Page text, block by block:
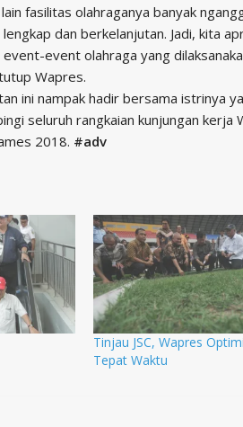
fasilitas olahraganya banyak
dan berkelanjutan. Jadi, kita
event olahraga yang
Wapres.
ini nampak hadir bersama istrinya
seluruh rangkaian kunjungan kerja
2018. #adv
Tinjau JSC, Wapres
Tepat Waktu